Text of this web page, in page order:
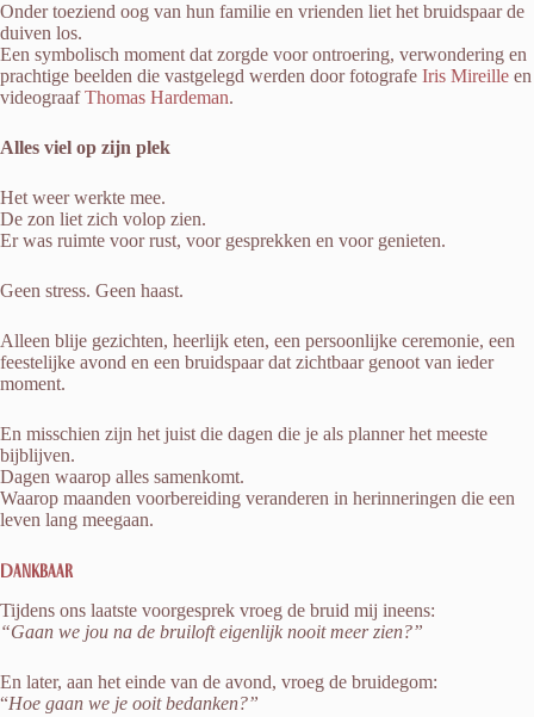
Onder toeziend oog van hun familie en vrienden liet het bruidspaar de
duiven los.
Een symbolisch moment dat zorgde voor ontroering, verwondering en
prachtige beelden die vastgelegd werden door fotografe Iris Mireille en
videograafThomas Hardeman.
Alles viel op zijn plek
Het weer werkte mee.
De zon liet zich volop zien.
Er was ruimte voor rust, voor gesprekken en voor genieten.
Geen stress. Geen haast.
Alleen blije gezichten, heerlijk eten, een persoonlijke ceremonie, een
feestelijke avond en een bruidspaar dat zichtbaar genoot van ieder
moment.
En misschien zijn het juist die dagen die je als planner het meeste
bijblijven.
Dagen waarop alles samenkomt.
Waarop maanden voorbereiding veranderen in herinneringen die een
leven lang meegaan.
Dankbaar
Tijdens ons laatste voorgesprek vroeg de bruid mij ineens:
“Gaan we jou na de bruiloft eigenlijk nooit meer zien?”
En later, aan het einde van de avond, vroeg de bruidegom:
“Hoe gaan we je ooit bedanken?”